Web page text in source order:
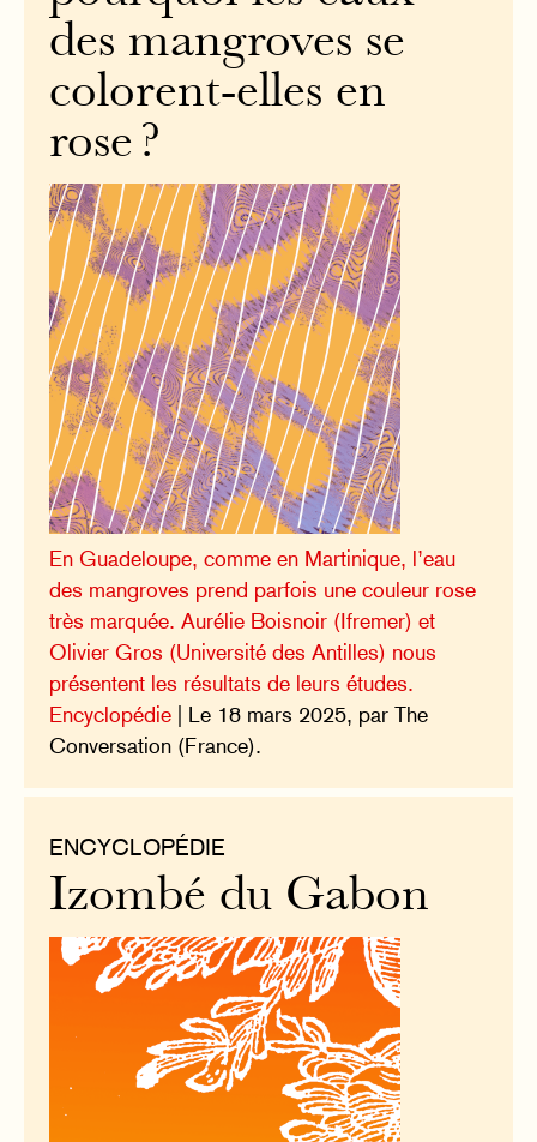
des mangroves se
colorent-elles en
rose ?
En Guadeloupe, comme en Martinique, l’eau
des mangroves prend parfois une couleur rose
très marquée. Aurélie Boisnoir (Ifremer) et
Olivier Gros (Université des Antilles) nous
présentent les résultats de leurs études.
Encyclopédie | Le 18 mars 2025, par The
Conversation (France).
ENCYCLOPÉDIE
Izombé du Gabon